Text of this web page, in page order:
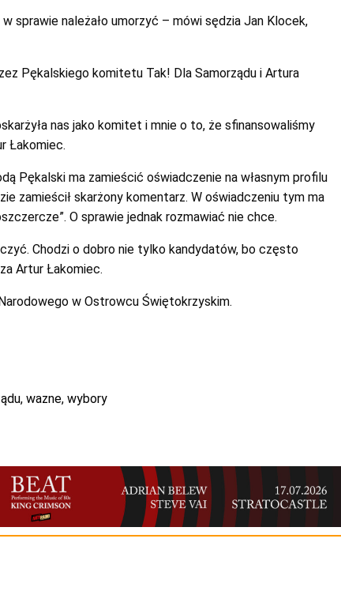
sprawie należało umorzyć – mówi sędzia Jan Klocek,
Pękalskiego komitetu Tak! Dla Samorządu i Artura
nas jako komitet i mnie o to, że sfinansowaliśmy
Łakomiec.
Pękalski ma zamieścić oświadczenie na własnym profilu
zamieścił skarżony komentarz. W oświadczeniu tym ma
O sprawie jednak rozmawiać nie chce.
Chodzi o dobro nie tylko kandydatów, bo często
Artur Łakomiec.
w Ostrowcu Świętokrzyskim.
, wazne, wybory